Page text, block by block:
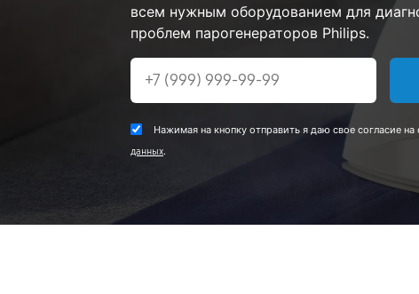
всем нужным оборудованием для
проблем парогенераторов Philips.
Нажимая на кнопку отправить я даю свое согласие
данных.